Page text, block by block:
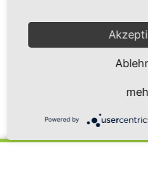
Zurück zur Newsübersicht
Powered by